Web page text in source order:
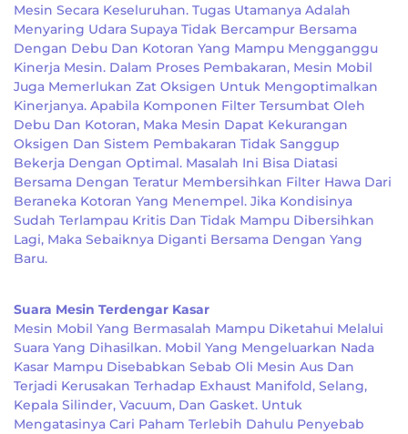
Mesin Secara Keseluruhan. Tugas Utamanya Adalah
Menyaring Udara Supaya Tidak Bercampur Bersama
Dengan Debu Dan Kotoran Yang Mampu Mengganggu
Kinerja Mesin. Dalam Proses Pembakaran, Mesin Mobil
Juga Memerlukan Zat Oksigen Untuk Mengoptimalkan
Kinerjanya. Apabila Komponen Filter Tersumbat Oleh
Debu Dan Kotoran, Maka Mesin Dapat Kekurangan
Oksigen Dan Sistem Pembakaran Tidak Sanggup
Bekerja Dengan Optimal. Masalah Ini Bisa Diatasi
Bersama Dengan Teratur Membersihkan Filter Hawa Dari
Beraneka Kotoran Yang Menempel. Jika Kondisinya
Sudah Terlampau Kritis Dan Tidak Mampu Dibersihkan
Lagi, Maka Sebaiknya Diganti Bersama Dengan Yang
Baru.
Suara Mesin Terdengar Kasar
Mesin Mobil Yang Bermasalah Mampu Diketahui Melalui
Suara Yang Dihasilkan. Mobil Yang Mengeluarkan Nada
Kasar Mampu Disebabkan Sebab Oli Mesin Aus Dan
Terjadi Kerusakan Terhadap Exhaust Manifold, Selang,
Kepala Silinder, Vacuum, Dan Gasket. Untuk
Mengatasinya Cari Paham Terlebih Dahulu Penyebab